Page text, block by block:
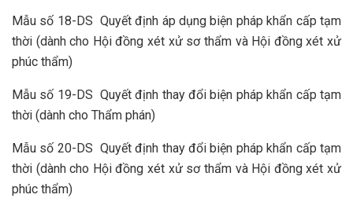
Mẫu số 18-DS Quyết định áp dụng biện pháp khẩn cấp tạm
thời (dành cho Hội đồng xét xử sơ thẩm và Hội đồng xét xử
phúc thẩm)
Mẫu số 19-DS Quyết định thay đổi biện pháp khẩn cấp tạm
thời (dành cho Thẩm phán)
Mẫu số 20-DS Quyết định thay đổi biện pháp khẩn cấp tạm
thời (dành cho Hội đồng xét xử sơ thẩm và Hội đồng xét xử
phúc thẩm)